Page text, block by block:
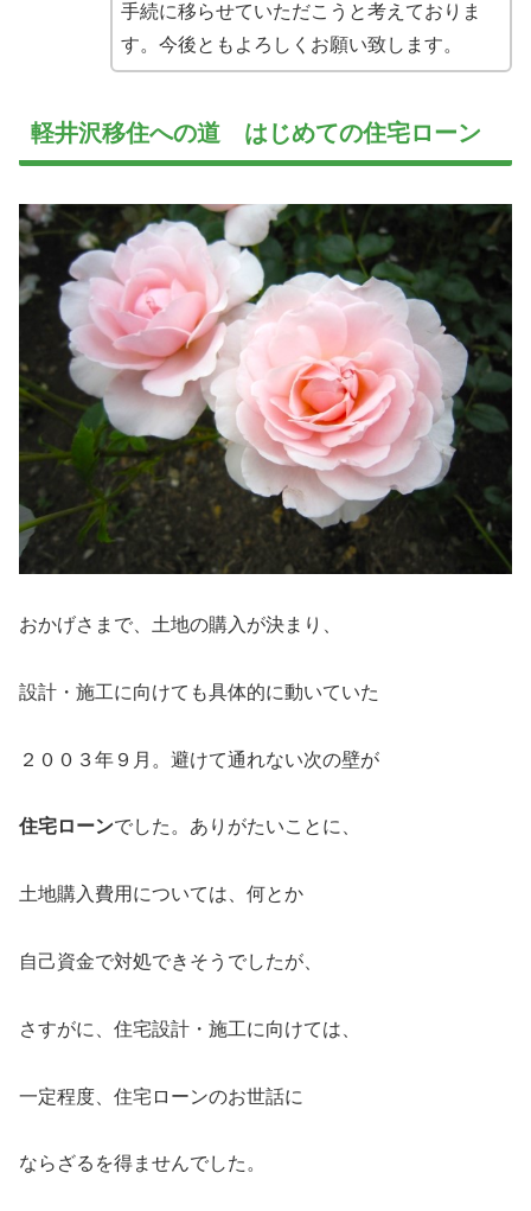
手続に移らせていただこうと考えておりま
す。今後ともよろしくお願い致します。
軽井沢移住への道 はじめての住宅ローン
おかげさまで、土地の購入が決まり、
設計・施工に向けても具体的に動いていた
２００３年９月。避けて通れない次の壁が
住宅ローンでした。ありがたいことに、
土地購入費用については、何とか
自己資金で対処できそうでしたが、
さすがに、住宅設計・施工に向けては、
一定程度、住宅ローンのお世話に
ならざるを得ませんでした。